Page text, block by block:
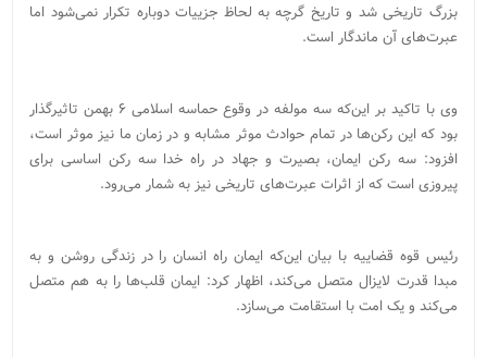
بزرگ تاریخی شد و تاریخ گرچه به لحاظ جزییات دوباره تکرار نمی‌شود اما
عبرت‌های آن ماندگار است.
وی با تاکید بر این‌که سه مولفه در وقوع حماسه اسلامی ۶ بهمن تاثیرگذار
بود که این رکن‌ها در تمام حوادث موثر مشابه و در زمان ما نیز موثر است،
افزود: سه رکن ایمان، بصیرت و جهاد در راه خدا سه رکن اساسی برای
پیروزی است که از اثرات عبرت‌های تاریخی نیز به شمار می‌رود.
رئیس قوه قضاییه با بیان این‌که ایمان راه انسان را در زندگی روشن و به
مبدا قدرت لایزال متصل می‌کند، اظهار کرد: ایمان قلب‌ها را به هم متصل
می‌کند و یک امت با استقامت می‌سازد.